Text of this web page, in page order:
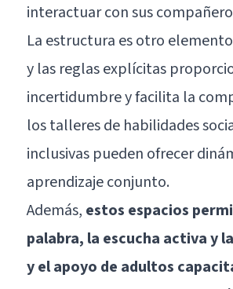
interactuar con sus
La estructura es otro
y las reglas explícitas
incertidumbre y facilita la
los talleres de habilidades
inclusivas pueden ofrecer
aprendizaje conjunto.
Además, estos espacios
palabra, la escucha activay
y el apoyo de adultos